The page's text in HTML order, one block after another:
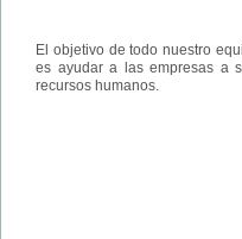
El objetivo de todo nuestro
es ayudar a las empresas a
recursos humanos.